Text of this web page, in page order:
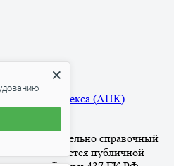
комплекса (АПК)
исключительно справочный
не является публичной
на ваши